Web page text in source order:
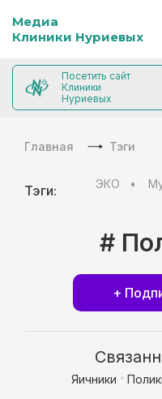
Медиа
Клиники Нуриевых
Посетить сайт
Клиники
Нуриевых
Главная Тэги
Тэги: ЭКО
#
+
Яичники